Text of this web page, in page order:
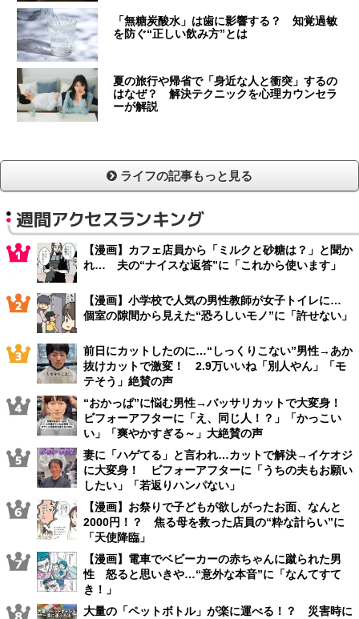
「無糖炭酸水」は歯に影響する？ 知覚過敏
を防ぐ“正しい飲み方”とは
夏の旅行や帰省で「身近な人と衝突」するの
はなぜ？ 解決テクニックを心理カウンセラ
ーが解説
ライフの記事もっと見る
週間アクセスランキング
【漫画】カフェ店員から「ミルクと砂糖は？」と聞か
れ… 夫の“ナイスな返答”に「これから使います」
【漫画】小学校で人気の男性教師が女子トイレに…
個室の隙間から見えた“恐ろしいモノ”に「許せない」
前日にカットしたのに…“しっくりこない”男性→あか
抜けカットで激変！ 2.9万いいね「別人やん」「モ
テそう」絶賛の声
“おかっぱ”に悩む男性→バッサリカットで大変身！
ビフォーアフターに「え、同じ人！？」「かっこい
い」「爽やかすぎる～」大絶賛の声
妻に「ハゲてる」と言われ…カットで解決→イケオジ
に大変身！ ビフォーアフターに「うちの夫もお願い
したい」「若返りハンパない」
【漫画】お祭りで子どもが欲しがったお面、なんと
2000円！？ 焦る母を救った店員の“粋な計らい”に
「天使降臨」
【漫画】電車でベビーカーの赤ちゃんに蹴られた男
性 怒ると思いきや…“意外な本音”に「なんてすて
き！」
大量の「ペットボトル」が楽に運べる！？ 災害時に